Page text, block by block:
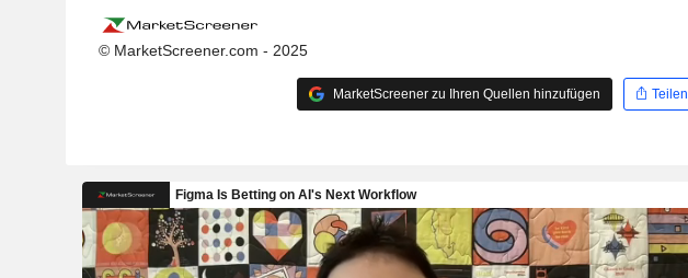
© MarketScreener.com - 2025
MarketScreener zu Ihren Quellen hinzufügen Teilen